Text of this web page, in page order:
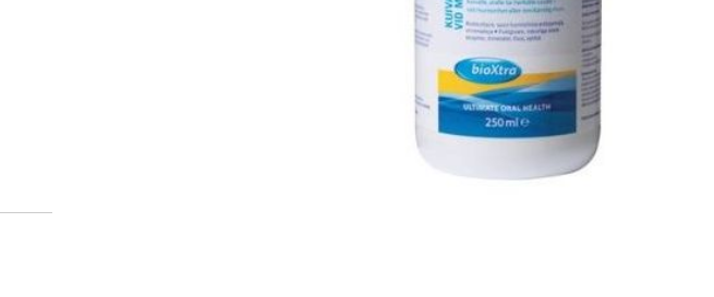
-palvelusta. Tilausta varten sinun pitää ensin
tunnistautua. Apteekki käsittelee tilauksesi, jonka jälkeen voit maksaa ostoksesi.